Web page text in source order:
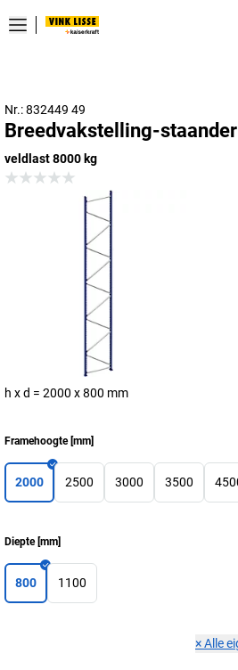
Nr.: 832449 49
Breedvakstelling-staander
veldlast 8000 kg
h x d = 2000 x 800 mm
Framehoogte[mm]
2000 2500 3000 3500
Diepte[mm]
800 1100
×Alle